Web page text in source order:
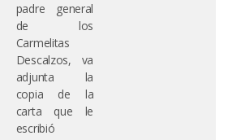
padre general
de los
Carmelitas
Descalzos, va
adjunta la
copia de la
carta que le
escribió